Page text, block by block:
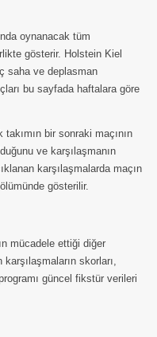
oynanacak tüm
gösterir. Holstein Kiel
saha ve deplasman
bu sayfada haftalara göre
bir sonraki maçının
ve karşılaşmanın
karşılaşmalarda maçın
gösterilir.
mücadele ettiği diğer
skorları,
güncel fikstür verileri